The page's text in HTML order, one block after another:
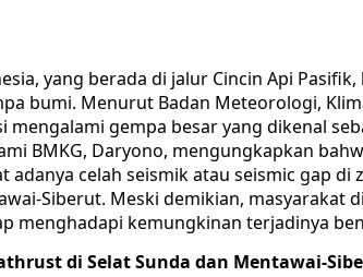
yang berada di jalur Cincin Api
bumi. Menurut Badan Meteorologi,
mengalami gempa besar yang dikenal
BMKG, Daryono, mengungkapkan
adanya celah seismik atau seismic gap di
Siberut. Meski demikian, masyarakat
menghadapi kemungkinan terjadinya
di Selat Sunda dan Mentawai-